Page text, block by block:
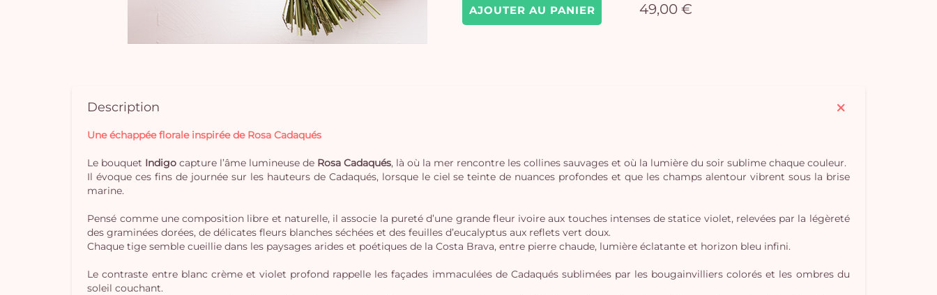
AJOUTER AU PANIER 49,00 €
Description
Une échappée florale inspirée de Rosa Cadaqués
Le bouquet Indigo capture l’âme lumineuse de Rosa Cadaqués, là où la mer rencontre les collines sauvages et où la lumière du soir sublime chaque couleur.
Il évoque ces fins de journée sur les hauteurs de Cadaqués, lorsque le ciel se teinte de nuances profondes et que les champs alentour vibrent sous la brise
marine.
Pensé comme une composition libre et naturelle, il associe la pureté d’une grande fleur ivoire aux touches intenses de statice violet, relevées par la légèreté
des graminées dorées, de délicates fleurs blanches séchées et des feuilles d’eucalyptus aux reflets vert doux.
Chaque tige semble cueillie dans les paysages arides et poétiques de la Costa Brava, entre pierre chaude, lumière éclatante et horizon bleu infini.
Le contraste entre blanc crème et violet profond rappelle les façades immaculées de Cadaqués sublimées par les bougainvilliers colorés et les ombres du
soleil couchant.